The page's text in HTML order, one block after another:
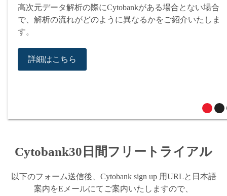
高次元データ解析の際にCytobankがある場合とない場合
で、解析の流れがどのように異なるかをご紹介いたしま
す。
詳細はこちら
Cytobank30日間フリートライアル
以下のフォーム送信後、Cytobank sign up 用URLと日本語
案内をEメールにてご案内いたしますので、